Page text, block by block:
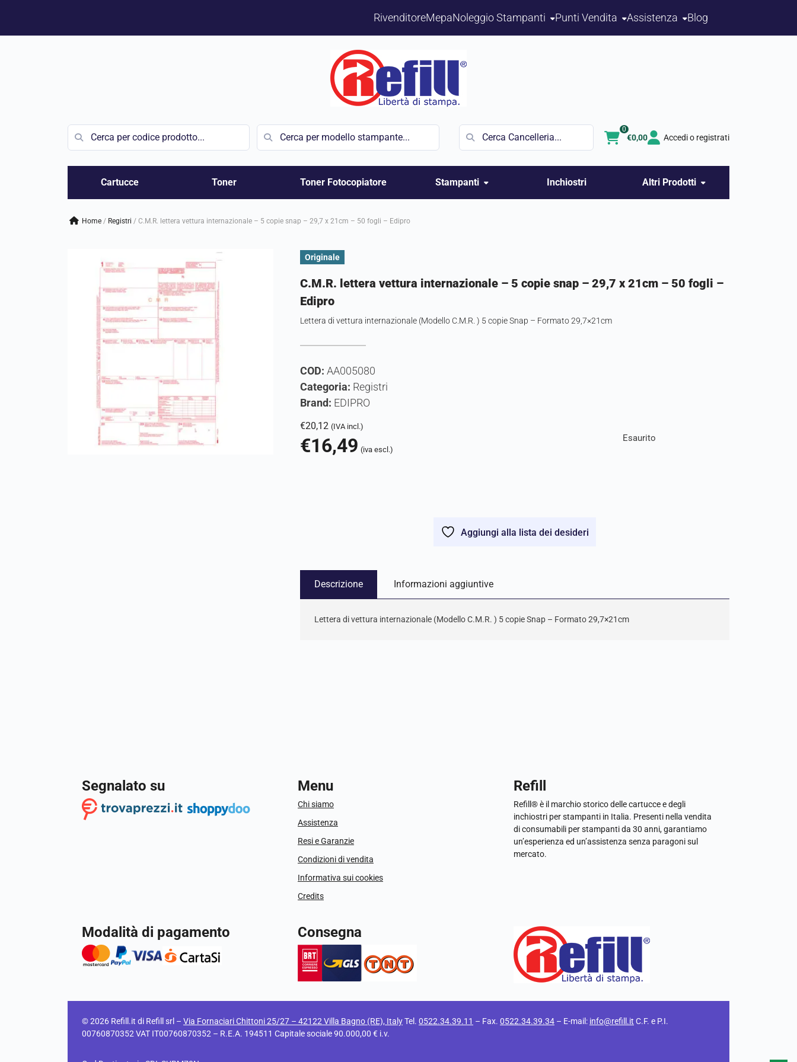
RivenditoreMepaNoleggio Stampanti Punti Vendita Assistenza Blog
Vai
€0,00
0
Accedi o registrati
Cartucce Toner Toner Fotocopiatore Stampanti Inchiostri Altri Prodotti
Home / registri / C.M.R. lettera vettura internazionale – 5 copie snap – 29,7 x 21cm – 50 fogli – Edipro
Originale
C.M.R. lettera vettura internazionale – 5 copie snap – 29,7 x 21cm – 50 fogli –
Edipro
Lettera di vettura internazionale (Modello C.M.R. ) 5 copie Snap – Formato 29,7×21cm
COD:AA005080
Categoria: Registri
Brand: EDIPRO
€20,12 (IVA incl.)
€16,49 (iva escl.)
Esaurito
Aggiungi alla lista dei desideri
Descrizione Informazioni aggiuntive
Lettera di vettura internazionale (Modello C.M.R. ) 5 copie Snap – Formato 29,7×21cm
Segnalato su Menu
Chi siamo
Assistenza
Resi e Garanzie
Condizioni di vendita
Informativa sui cookies
Credits
Refill
Refill® è il marchio storico delle cartucce e degli
inchiostri per stampanti in Italia. Presenti nella vendita
di consumabili per stampanti da 30 anni, garantiamo
un’esperienza ed un’assistenza senza paragoni sul
mercato.
Modalità di pagamento Consegna
© 2026 Refill.it di Refill srl – Via Fornaciari Chittoni 25/27 – 42122 Villa Bagno (RE), ItalyTel. 0522.34.39.11 – Fax. 0522.34.39.34 – E-mail: info@refill.it C.F. e P.I.
00760870352 VAT IT00760870352 – R.E.A. 194511 Capitale sociale 90.000,00 € i.v.